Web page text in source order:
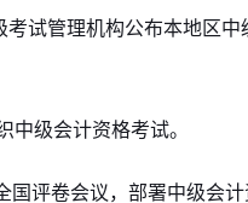
考试管理机构公布本地区
中级会计资格考试。
国评卷会议，部署中级会计